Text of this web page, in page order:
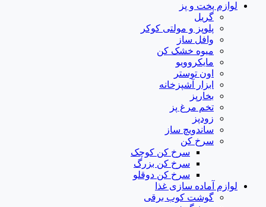
لوازم پخت و پز
گریل
پلوپز و مولتی کوکر
وافل ساز
میوه خشک کن
مایکروویو
اون توستر
ابزار آشپزخانه
بخارپز
تخم مرغ پز
زودپز
ساندویچ ساز
سرخ کن
سرخ کن کوچک
سرخ کن بزرگ
سرخ کن دوقلو
لوازم آماده سازی غذا
گوشت کوب برقی